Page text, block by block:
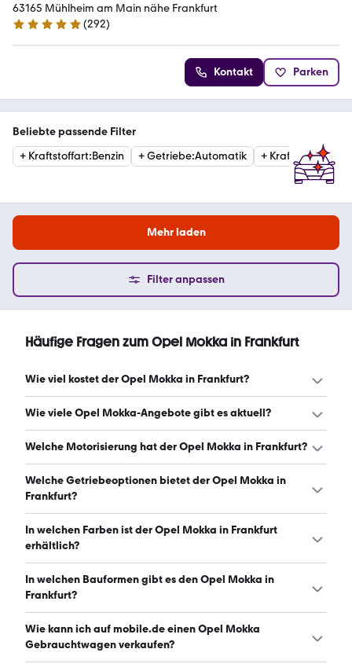
63165 Mühlheim am Main nähe Frankfurt
5 Sterne
(292)
Kontakt Parken
Beliebte passende Filter
+ Kraftstoffart:Benzin +Getriebe:Automatik + Kraftstoffart
Mehr laden
Filter anpassen
Häufige Fragen zum Opel Mokka in Frankfurt
Wie viel kostet der Opel Mokka in Frankfurt?
Ein guter Preis für einen Opel Mokka in Frankfurt liegt
Wie viele Opel Mokka-Angebote gibt es aktuell?
Es gibt insgesamt 119 Opel Mokka bei mobile.de, davon
Welche Motorisierung hat der Opel Mokka in Frankfurt?
Der Opel Mokka in Frankfurt hat Leistungen zwischen 101
und 140 PS. (Stand: 10.8.2026)
Welche Getriebeoptionen bietet der Opel Mokka in
Frankfurt?
Der Opel Mokka in Frankfurt ist mit manuellem und
automatischem Getriebe erhältlich. (Stand: 10.8.2026)
In welchen Farben ist der Opel Mokka in Frankfurt
erhältlich?
Den Opel Mokka in Frankfurt gibt es in folgenden Farben:
schwarz, weiß, grau, blau, braun, rot, silber, grün und
10.8.2026)
In welchen Bauformen gibt es den Opel Mokka in
Frankfurt?
Den Opel Mokka in Frankfurt gibt es in folgenden
Bauformen: SUV. (Stand: 10.8.2026)
Wie kann ich auf mobile.de einen Opel Mokka
Gebrauchtwagen verkaufen?